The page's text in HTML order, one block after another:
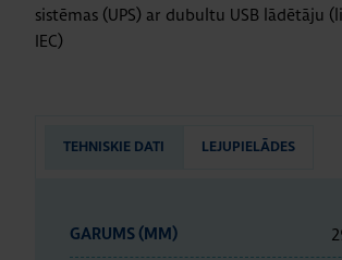
sistēmas (UPS) ar dubultu USB lādētāju
IEC)
TEHNISKIE DATI LEJUPIELĀDES
GARUMS (MM)